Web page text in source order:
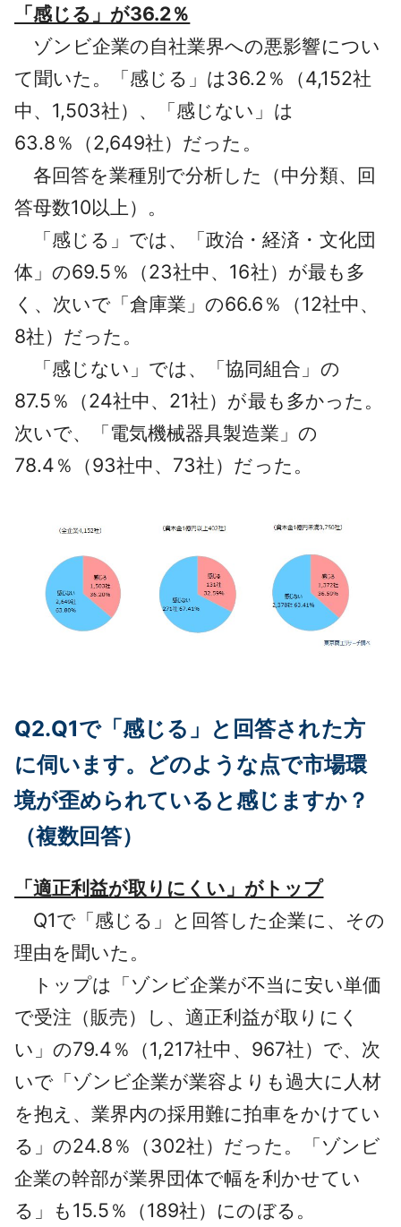
「感じる」が36.2％
ゾンビ企業の自社業界への悪影響につい
て聞いた。「感じる」は36.2％（4,152社
中、1,503社）、「感じない」は
63.8％（2,649社）だった。
各回答を業種別で分析した（中分類、回
答母数10以上）。
「感じる」では、「政治・経済・文化団
体」の69.5％（23社中、16社）が最も多
く、次いで「倉庫業」の66.6％（12社中、
8社）だった。
「感じない」では、「協同組合」の
87.5％（24社中、21社）が最も多かった。
次いで、「電気機械器具製造業」の
78.4％（93社中、73社）だった。
Q2.Q1で「感じる」と回答された方
に伺います。どのような点で市場環
境が歪められていると感じますか？
（複数回答）
「適正利益が取りにくい」がトップ
Q1で「感じる」と回答した企業に、その
理由を聞いた。
トップは「ゾンビ企業が不当に安い単価
で受注（販売）し、適正利益が取りにく
い」の79.4％（1,217社中、967社）で、次
いで「ゾンビ企業が業容よりも過大に人材
を抱え、業界内の採用難に拍車をかけてい
る」の24.8％（302社）だった。「ゾンビ
企業の幹部が業界団体で幅を利かせてい
る」も15.5％（189社）にのぼる。